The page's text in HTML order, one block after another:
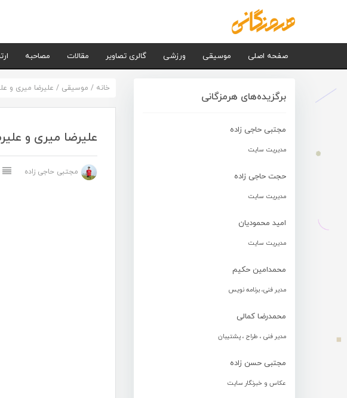
صفحه اصلی موسیقی ورزشی گالری تصاویر مقالات مصاحبه
برگزیده‌های هرمزگانی
مجتبی حاجی زاده
مدیریت سایت
حجت حاجی زاده
مدیریت سایت
امید محمودیان
مدیریت سایت
محمدامین حکیم
مدیر فنی، برنامه نویس
محمدرضا کمالی
مدیر فنی ، طراح ، پشتیبان
مجتبی حسن زاده
عکاس و خبرنگار سایت
خانه / موسیقی / علیرضا میری و
علیرضا میری و
مجتبی حاجی زاده